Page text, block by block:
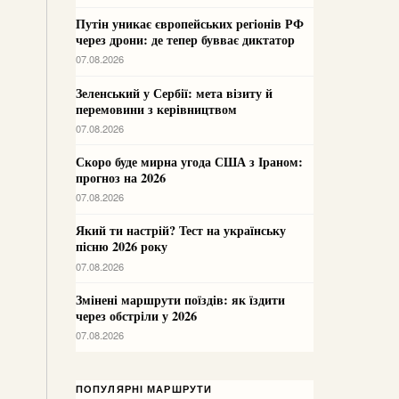
Путін уникає європейських регіонів РФ
через дрони: де тепер бувває диктатор
07.08.2026
Зеленський у Сербії: мета візиту й
перемовини з керівництвом
07.08.2026
Скоро буде мирна угода США з Іраном:
прогноз на 2026
07.08.2026
Який ти настрій? Тест на українську
пісню 2026 року
07.08.2026
Змінені маршрути поїздів: як їздити
через обстріли у 2026
07.08.2026
ПОПУЛЯРНІ МАРШРУТИ